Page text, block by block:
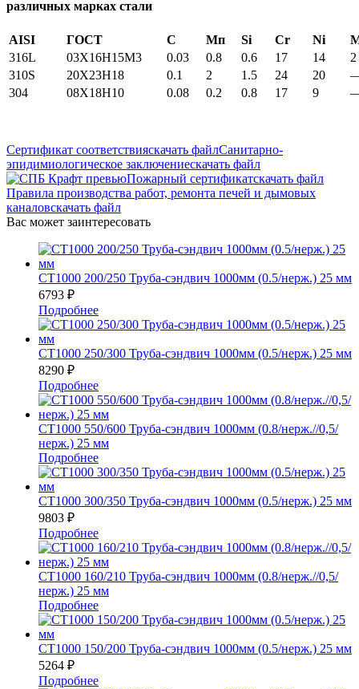
различных марках стали
AISI ГОСТ С Мп Si Cr Ni
316L
03X16H15M3 0.03 0.8 0.6 17 14
2
310S
20Х23Н18 0.1 2 1.5 24 20
304
08Х18Н10 0.08 0.2 0.8 17 9
Сертификат соответствияскачать файлСанитарно-
эпидимиологическое заключениескачать файл
Пожарный сертификатскачать файл
Правила производства работ, ремонта печей и дымовых
каналовскачать файл
Вас может заинтересовать
СТ1000 200/250 Труба-сэндвич 1000мм (0.5/нерж.) 25 мм
6793 ₽
Подробнее
СТ1000 250/300 Труба-сэндвич 1000мм (0.5/нерж.) 25 мм
8290 ₽
Подробнее
СТ1000 550/600 Труба-сэндвич 1000мм (0.8/нерж.//0,5/
нерж.) 25 мм
Подробнее
СТ1000 300/350 Труба-сэндвич 1000мм (0.5/нерж.) 25 мм
9803 ₽
Подробнее
СТ1000 160/210 Труба-сэндвич 1000мм (0.8/нерж.//0,5/
нерж.) 25 мм
Подробнее
СТ1000 150/200 Труба-сэндвич 1000мм (0.5/нерж.) 25 мм
5264 ₽
Подробнее